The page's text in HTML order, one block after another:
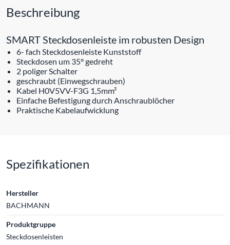
Beschreibung
SMART Steckdosenleiste im robusten Design
6- fach Steckdosenleiste Kunststoff
Steckdosen um 35° gedreht
2 poliger Schalter
geschraubt (Einwegschrauben)
Kabel H0V5VV-F3G 1,5mm²
Einfache Befestigung durch Anschraublöcher
Praktische Kabelaufwicklung
Spezifikationen
Hersteller
BACHMANN
Produktgruppe
Steckdosenleisten